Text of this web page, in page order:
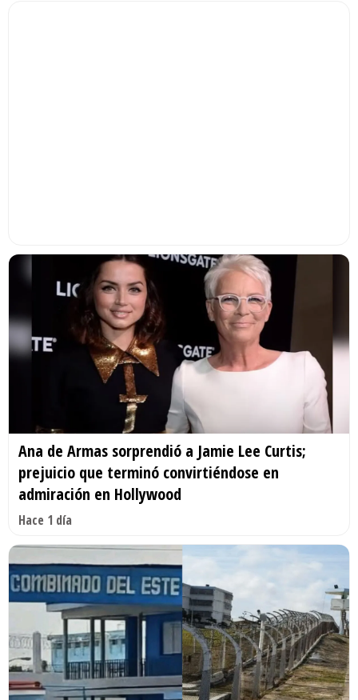
Ana de Armas sorprendió a Jamie Lee Curtis;
prejuicio que terminó convirtiéndose en
admiración en Hollywood
Hace 1 día